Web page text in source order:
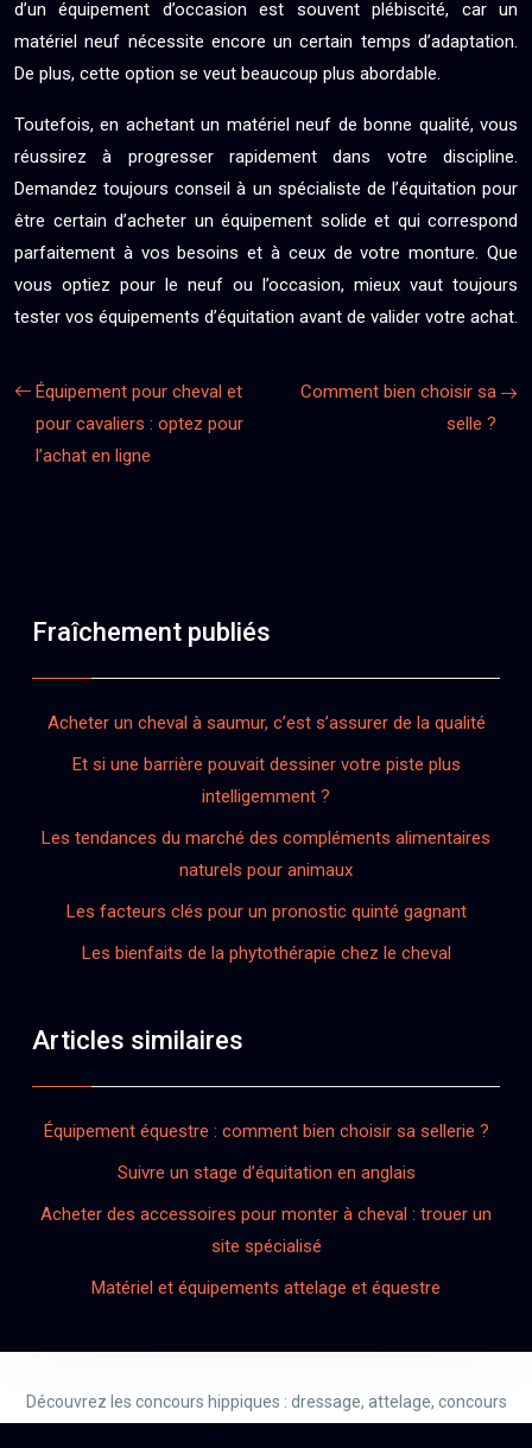
d’un équipement d’occasion est souvent plébiscité, car un
matériel neuf nécessite encore un certain temps d’adaptation.
De plus, cette option se veut beaucoup plus abordable.
Toutefois, en achetant un matériel neuf de bonne qualité, vous
réussirez à progresser rapidement dans votre discipline.
Demandez toujours conseil à un spécialiste de l’équitation pour
être certain d’acheter un équipement solide et qui correspond
parfaitement à vos besoins et à ceux de votre monture. Que
vous optiez pour le neuf ou l’occasion, mieux vaut toujours
tester vos équipements d’équitation avant de valider votre achat.
Équipement pour cheval et
pour cavaliers : optez pour
l’achat en ligne
Comment bien choisir sa
selle ?
Fraîchement publiés
Acheter un cheval à saumur, c’est s’assurer de la qualité
Et si une barrière pouvait dessiner votre piste plus
intelligemment ?
Les tendances du marché des compléments alimentaires
naturels pour animaux
Les facteurs clés pour un pronostic quinté gagnant
Les bienfaits de la phytothérapie chez le cheval
Articles similaires
Équipement équestre : comment bien choisir sa sellerie ?
Suivre un stage d’équitation en anglais
Acheter des accessoires pour monter à cheval : trouer un
site spécialisé
Matériel et équipements attelage et équestre
Découvrez les concours hippiques : dressage, attelage, concours